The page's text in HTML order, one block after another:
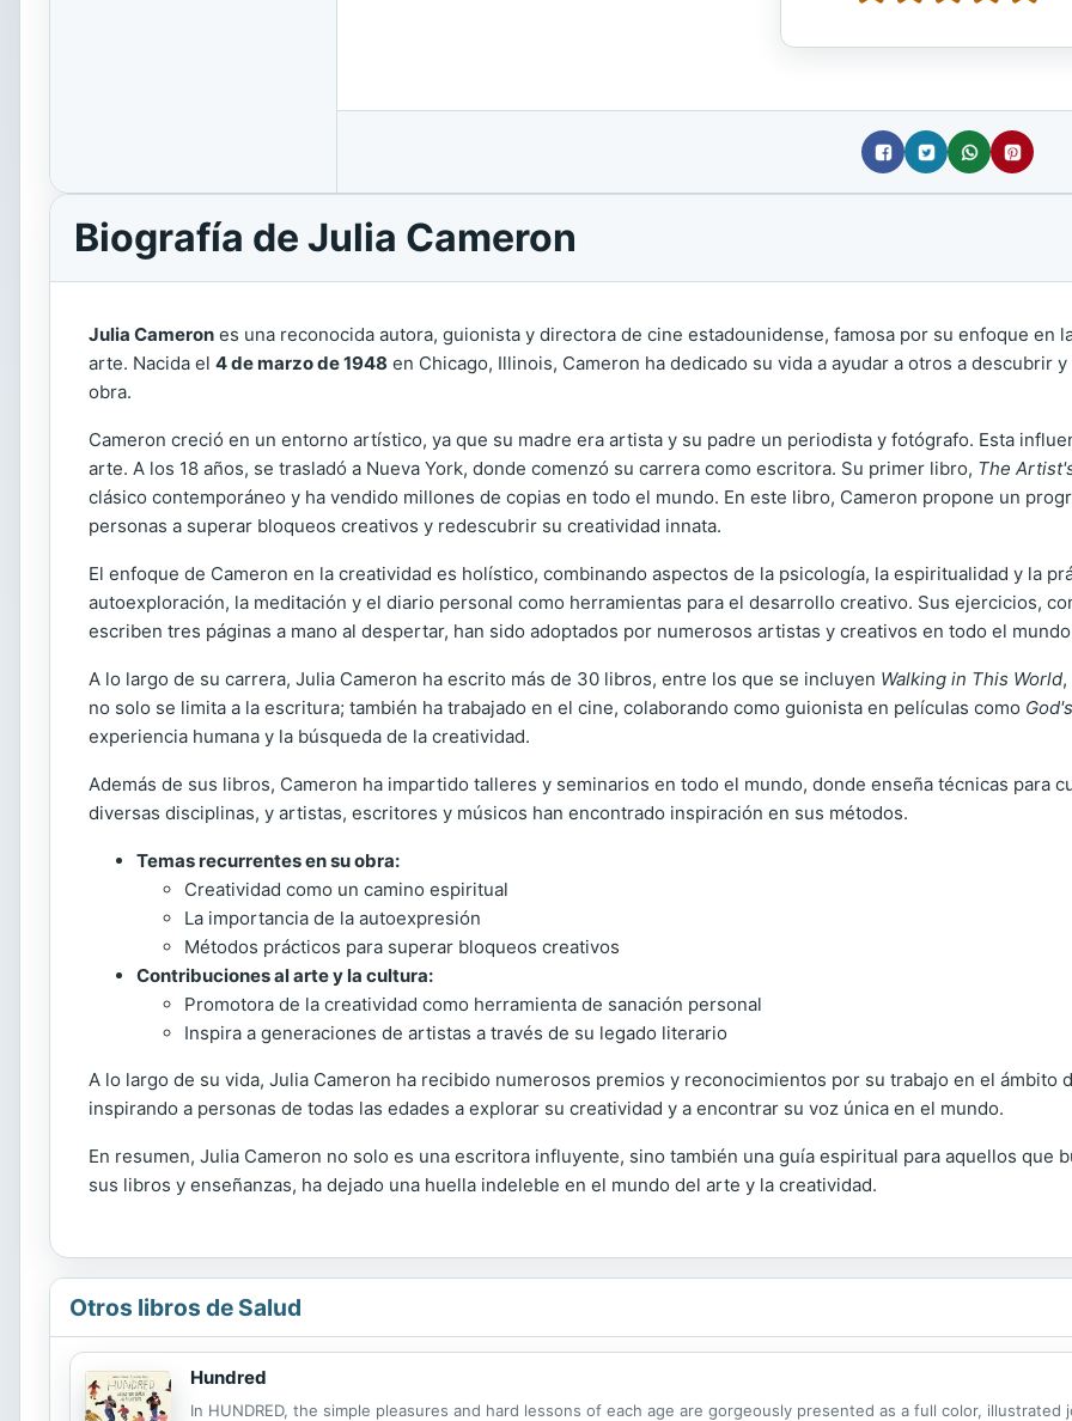
Biografía de Julia Cameron
Julia Cameron es una reconocida autora, guionista y directora de cine estadounidense, famosa por su enfoque en
arte. Nacida el 4 de marzo de 1948 en Chicago, Illinois, Cameron ha dedicado su vida a ayudar a otros a descubrir
obra.
Cameron creció en un entorno artístico, ya que su madre era artista y su padre un periodista y fotógrafo. Esta
arte. A los 18 años, se trasladó a Nueva York, donde comenzó su carrera como escritora. Su primer libro, The
clásico contemporáneo y ha vendido millones de copias en todo el mundo. En este libro, Cameron propone un
personas a superar bloqueos creativos y redescubrir su creatividad innata.
El enfoque de Cameron en la creatividad es holístico, combinando aspectos de la psicología, la espiritualidad y la
autoexploración, la meditación y el diario personal como herramientas para el desarrollo creativo. Sus ejercicios,
escriben tres páginas a mano al despertar, han sido adoptados por numerosos artistas y creativos en todo el
A lo largo de su carrera, Julia Cameron ha escrito más de 30 libros, entre los que se incluyen Walking in This World,
no solo se limita a la escritura; también ha trabajado en el cine, colaborando como guionista en películas como
experiencia humana y la búsqueda de la creatividad.
Además de sus libros, Cameron ha impartido talleres y seminarios en todo el mundo, donde enseña técnicas para
diversas disciplinas, y artistas, escritores y músicos han encontrado inspiración en sus métodos.
Temas recurrentes en su obra:
Creatividad como un camino espiritual
La importancia de la autoexpresión
Métodos prácticos para superar bloqueos creativos
Contribuciones al arte y la cultura:
Promotora de la creatividad como herramienta de sanación personal
Inspira a generaciones de artistas a través de su legado literario
A lo largo de su vida, Julia Cameron ha recibido numerosos premios y reconocimientos por su trabajo en el ámbito
inspirando a personas de todas las edades a explorar su creatividad y a encontrar su voz única en el mundo.
En resumen, Julia Cameron no solo es una escritora influyente, sino también una guía espiritual para aquellos que
sus libros y enseñanzas, ha dejado una huella indeleble en el mundo del arte y la creatividad.
Otros libros de Salud
Hundred
In HUNDRED, the simple pleasures and hard lessons of each age are gorgeously presented as a full color,